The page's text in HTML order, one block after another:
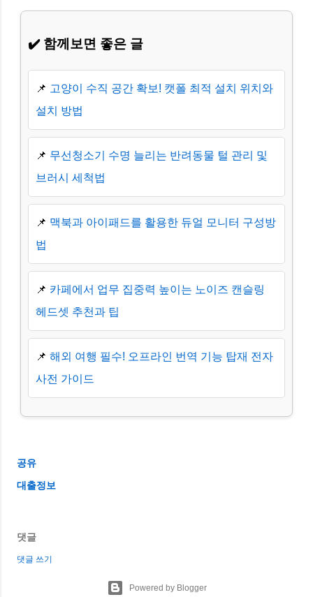
✔️ 함께보면 좋은 글
📌 고양이 수직 공간 확보! 캣폴 최적 설치 위치와
설치 방법
📌 무선청소기 수명 늘리는 반려동물 털 관리 및
브러시 세척법
📌 맥북과 아이패드를 활용한 듀얼 모니터 구성방
법
📌 카페에서 업무 집중력 높이는 노이즈 캔슬링
헤드셋 추천과 팁
📌 해외 여행 필수! 오프라인 번역 기능 탑재 전자
사전 가이드
공유
대출정보
댓글
댓글 쓰기
Powered by Blogger